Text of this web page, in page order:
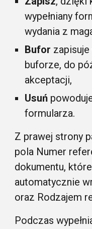
wypełniany
wydania z
Bufor
buforze, do
akceptacji,
Usuń
formularza.
Z prawej strony
pola Numer
dokumentu,
automatycznie
oraz Rodzajem
Podczas